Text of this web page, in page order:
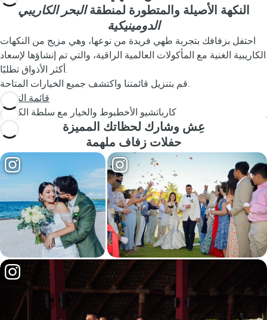
النكهة الأصيلة والمتطورة لمنطقةالبحر الكاريبي
الدومينيكية
احتفل بزفافك بتجربة طهي فريدة من نوعها، وهي مزيج من النكهات
الكاريبية الغنية مع المأكولات العالمية الراقية، والتي تم إنشاؤها لإسعاد
أكثر الأذواق تطلبًا.
قم بتنزيل قائمتنا واكتشف جميع الخيارات المتاحة.
قائمة التنزيل
كارباتشيو الأخطبوط والخيار مع سلطة الكزبرة
عِش وشارك لحظاتك المميزة
حفلات زفاف ملهمة